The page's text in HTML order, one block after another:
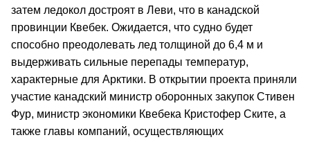
затем ледокол достроят в Леви, что в канадской
провинции Квебек. Ожидается, что судно будет
способно преодолевать лед толщиной до 6,4 м и
выдерживать сильные перепады температур,
характерные для Арктики. В открытии проекта приняли
участие канадский министр оборонных закупок Стивен
Фур, министр экономики Квебека Кристофер Ските, а
также главы компаний, осуществляющих